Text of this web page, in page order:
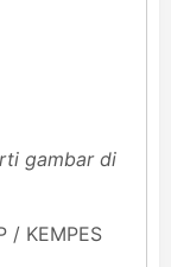
gambar di
/ KEMPES